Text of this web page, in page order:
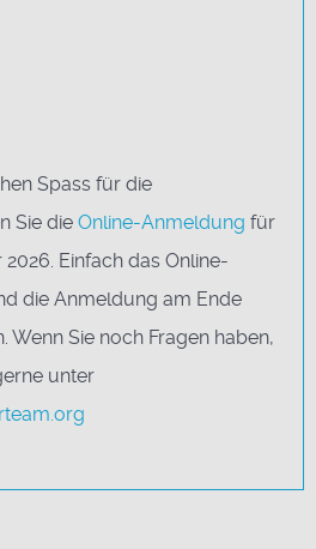
Spass für die
Sie die Online-Anmeldung für
Einfach das Online-
die Anmeldung am Ende
Wenn Sie noch Fragen haben,
unter